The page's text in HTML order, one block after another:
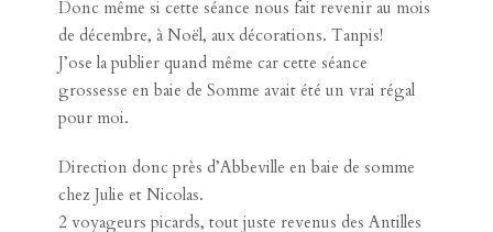
Donc même si cette séance nous fait revenir au mois
de décembre, à Noël, aux décorations. Tanpis!
J’ose la publier quand même car cette séance
grossesse en baie de Somme avait été un vrai régal
Direction donc près d’Abbeville en baie de somme
chez Julie et Nicolas.